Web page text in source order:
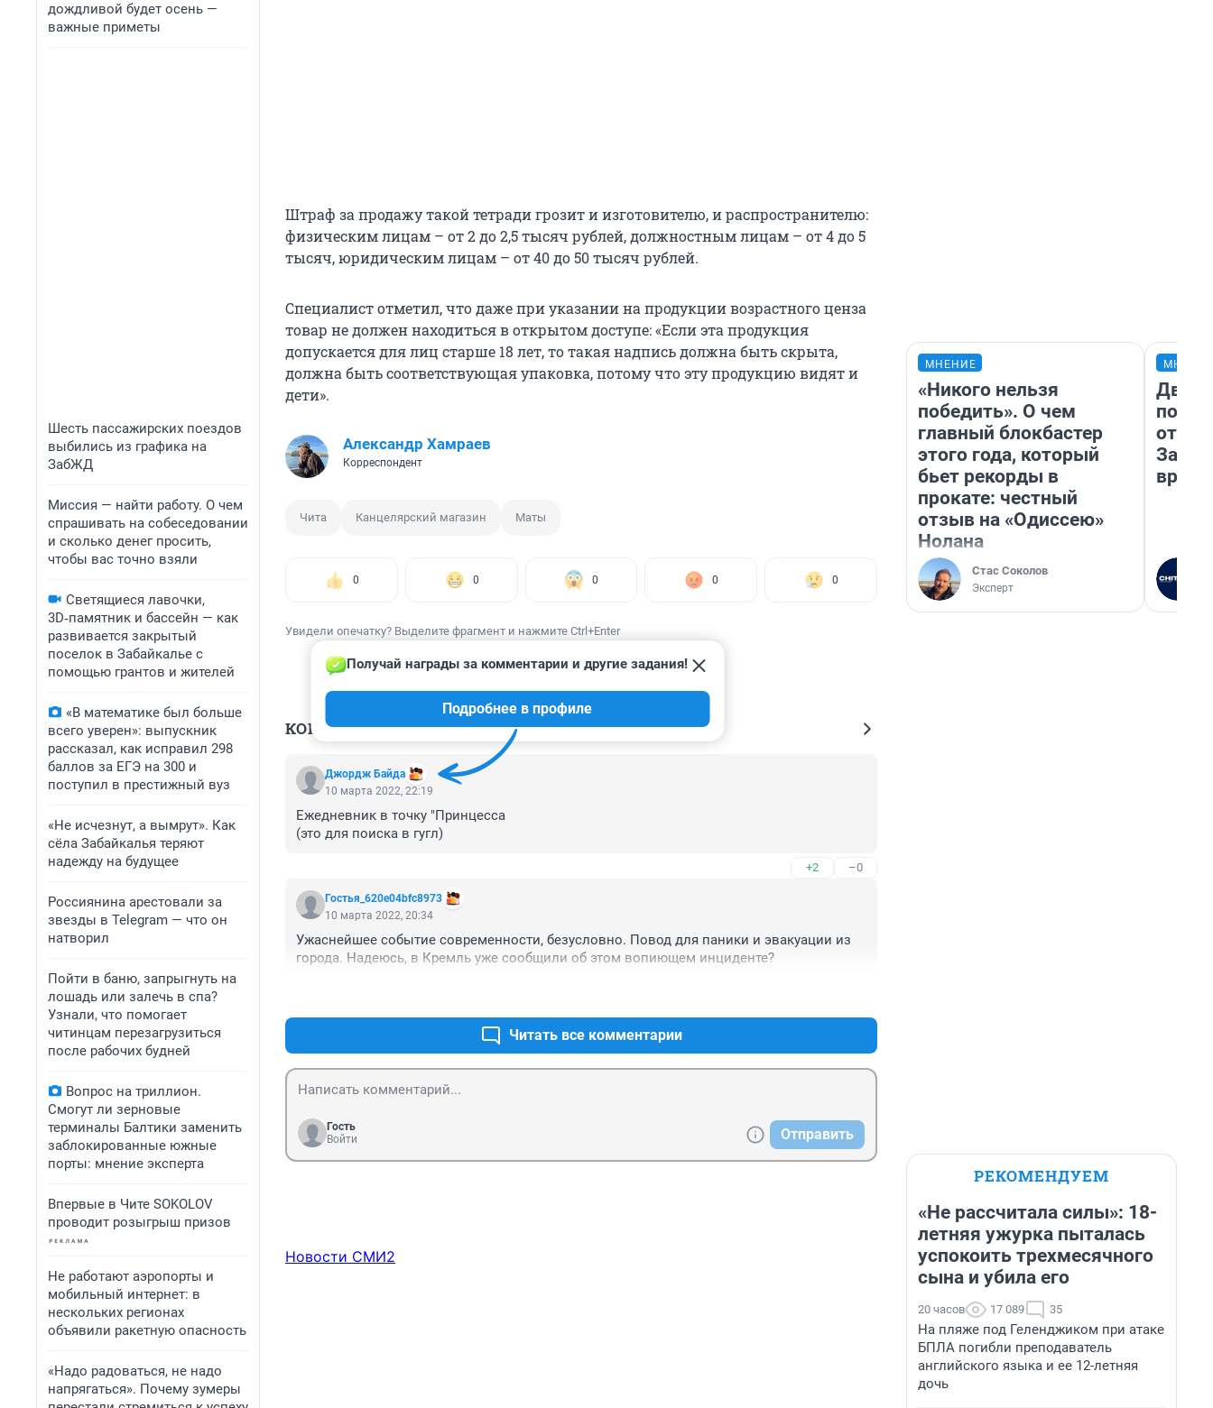
дождливой будет осень —
важные приметы
Шесть пассажирских поездов
выбились из графика на
ЗабЖД
Миссия — найти работу. О чем
спрашивать на собеседовании
и сколько денег просить,
чтобы вас точно взяли
Светящиеся лавочки,
3D‑памятник и бассейн — как
развивается закрытый
поселок в Забайкалье с
помощью грантов и жителей
«В математике был больше
всего уверен»: выпускник
рассказал, как исправил 298
баллов за ЕГЭ на 300 и
поступил в престижный вуз
«Не исчезнут, а вымрут». Как
сёла Забайкалья теряют
надежду на будущее
Россиянина арестовали за
звезды в Telegram — что он
натворил
Пойти в баню, запрыгнуть на
лошадь или залечь в спа?
Узнали, что помогает
читинцам перезагрузиться
после рабочих будней
Вопрос на триллион.
Смогут ли зерновые
терминалы Балтики заменить
заблокированные южные
порты: мнение эксперта
Впервые в Чите SOKOLOV
проводит розыгрыш призов
Не работают аэропорты и
мобильный интернет: в
нескольких регионах
объявили ракетную опасность
«Надо радоваться, не надо
напрягаться». Почему зумеры
Штраф за продажу такой тетради грозит и изготовителю, и распространителю:
физическим лицам – от 2 до 2,5 тысяч рублей, должностным лицам – от 4 до 5
тысяч, юридическим лицам – от 40 до 50 тысяч рублей.
Специалист отметил, что даже при указании на продукции возрастного ценза
товар не должен находиться в открытом доступе: «Если эта продукция
допускается для лиц старше 18 лет, то такая надпись должна быть скрыта,
должна быть соответствующая упаковка, потому что эту продукцию видят и
дети».
Александр Хамраев
Корреспондент
Чита Канцелярский магазин Маты
0 0 0 0 0
Увидели опечатку? Выделите фрагмент и нажмите Ctrl+Enter
КОММЕНТАРИИ 30
Джордж Байда
Получай награды за комментарии и другие задания!
Подробнее в профиле
10 марта 2022, 22:19
Ежедневник в точку "Принцесса
(это для поиска в гугл)
+2 –0
Гостья_620e04bfc8973
10 марта 2022, 20:34
Ужаснейшее событие современности, безусловно. Повод для паники и эвакуации из
города. Надеюсь, в Кремль уже сообщили об этом вопиющем инциденте?
Читать все комментарии
Гость
Войти
Отправить
Новости СМИ2
МНЕНИЕ
«Никого нельзя
победить». О чем
главный блокбастер
этого года, который
бьет рекорды в
прокате: честный
отзыв на «Одиссею»
Нолана
Стас Соколов
Эксперт
Два
от
РЕКОМЕНДУЕМ
«Не рассчитала силы»: 18-
летняя ужурка пыталась
успокоить трехмесячного
сына и убила его
20 часов 17 089 35
На пляже под Геленджиком при атаке
БПЛА погибли преподаватель
английского языка и ее 12-летняя
дочь